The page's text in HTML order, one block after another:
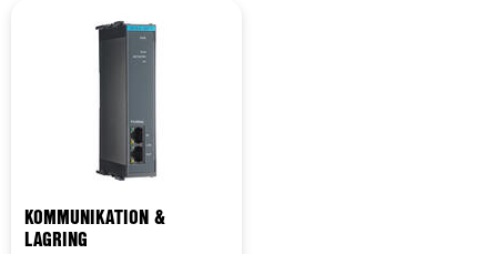
af sensorer, aktuatorer og
andre digitale enheder i
KOMMUNIKATION &
LAGRING